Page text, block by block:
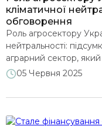
кліматичної
обговорення
Роль агросектору
нейтральності:
аграрний сектор,
економіки і
викликом ризиків
зусиль з досягнення
05 Червня 2025